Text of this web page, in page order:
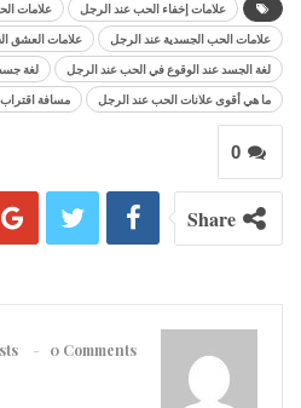
علامات إخفاء الحب عند الرجل
علامات
علامات الحب الجسدية عند الرجل
علامات العشق
لغة الجسد عند الوقوع في الحب عند الرجل
لغة
ما هي أقوى علانات الحب عند الرجل
مسافة
0
Share
0 Comments